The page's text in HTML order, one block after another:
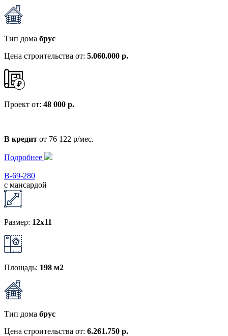
Тип дома брус
Цена строительства от: 5.060.000 р.
Проект от: 48 000 р.
В кредит от 76 122 р/мес.
Подробнее
В-69-280
с мансардой
Размер: 12x11
Площадь: 198 м2
Тип дома брус
Цена строительства от: 6.261.750 р.